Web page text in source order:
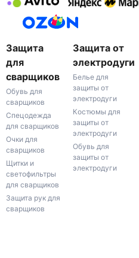
Защита
для
сварщиков
Обувь для
сварщиков
Спецодежда
для сварщиков
Очки для
сварщиков
Щитки и
светофильтры
для сварщиков
Защита рук для
сварщиков
Защита от
электродуги
Белье для
защиты от
электродуги
Костюмы для
защиты от
электродуги
Обувь для
защиты от
электродуги